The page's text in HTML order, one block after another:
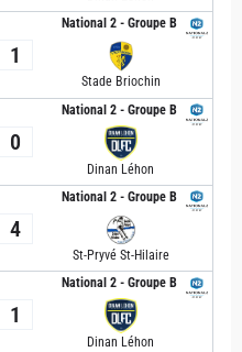
National 2 - Groupe B
1
Stade Briochin
National 2 - Groupe B
0
Dinan Léhon
National 2 - Groupe B
4
St-Pryvé St-Hilaire
National 2 - Groupe B
1
Dinan Léhon